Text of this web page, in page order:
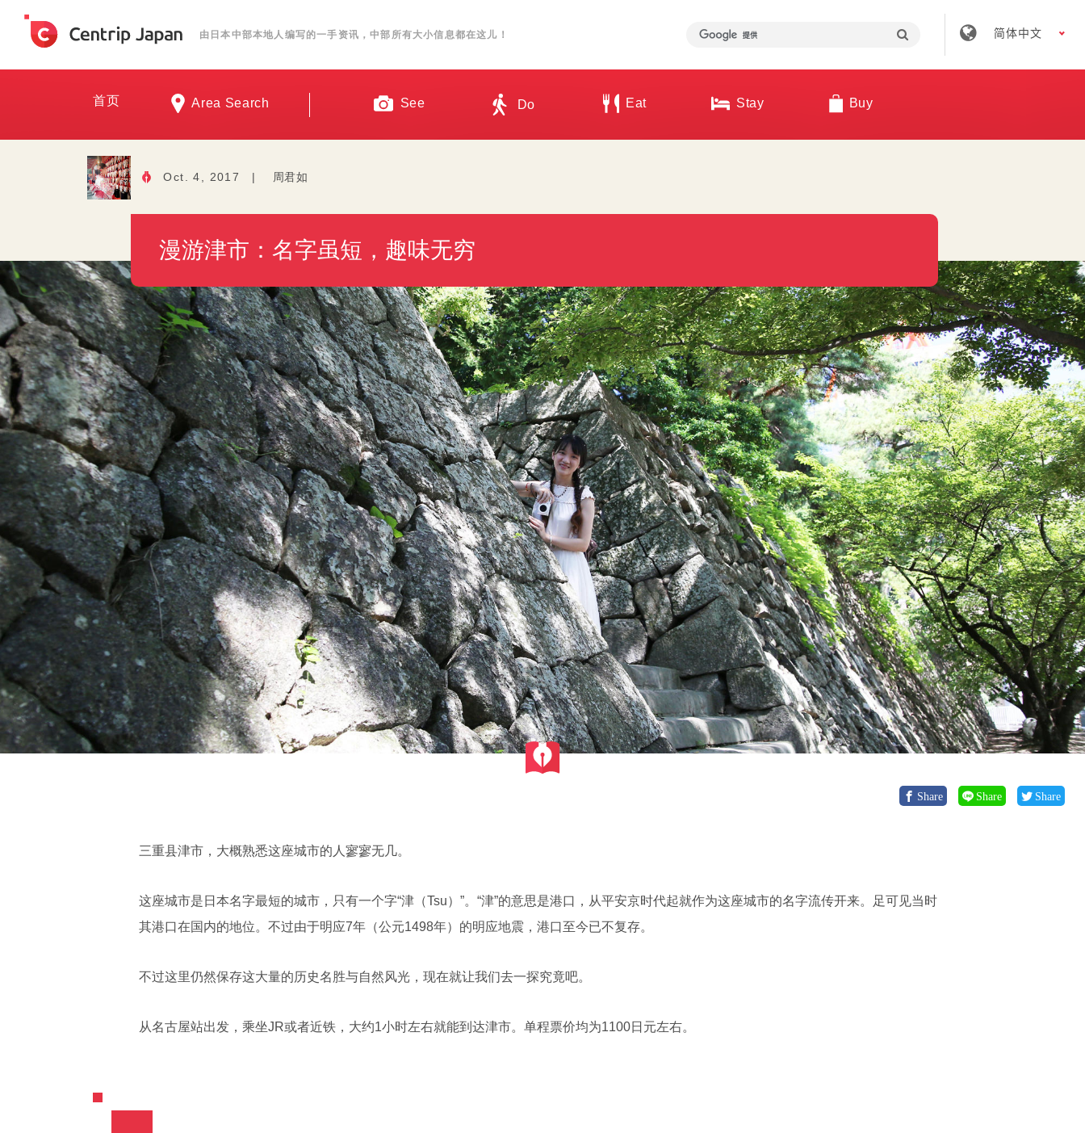
由日本中部本地人编写的一手资讯，中部所有大小信息都在这儿！ 简体中文
首页 Area Search See Do Eat Stay Buy
Oct. 4, 2017 | 周君如
漫游津市：名字虽短，趣味无穷
Share Share Share
三重县津市，大概熟悉这座城市的人寥寥无几。
这座城市是日本名字最短的城市，只有一个字“津（Tsu）”。“津”的意思是港口，从平安京时代起就作为这座城市的名字流传开来。足可见当时
其港口在国内的地位。不过由于明应7年（公元1498年）的明应地震，港口至今已不复存。
不过这里仍然保存这大量的历史名胜与自然风光，现在就让我们去一探究竟吧。
从名古屋站出发，乘坐JR或者近铁，大约1小时左右就能到达津市。单程票价均为1100日元左右。